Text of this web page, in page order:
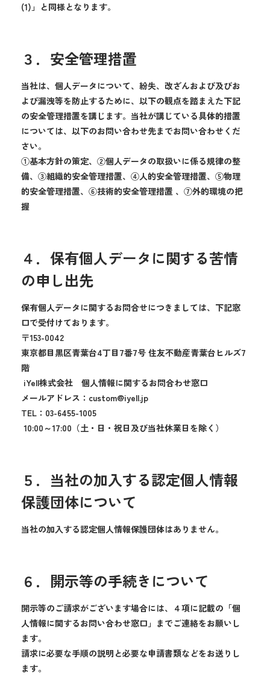
(1)」と同様となります。
３．安全管理措置
当社は、個人データについて、紛失、改ざんおよび及びお
よび漏洩等を防止するために、以下の観点を踏まえた下記
の安全管理措置を講じます。当社が講じている具体的措置
については、以下のお問い合わせ先までお問い合わせくだ
さい。
①基本方針の策定、②個人データの取扱いに係る規律の整
備、③組織的安全管理措置、④人的安全管理措置、⑤物理
的安全管理措置、⑥技術的安全管理措置 、⑦外的環境の把
握
４．保有個人データに関する苦情
の申し出先
保有個人データに関するお問合せにつきましては、下記窓
口で受付けております。
〒153-0042
東京都目黒区青葉台4丁目7番7号 住友不動産青葉台ヒルズ7
階
iYell株式会社 個人情報に関するお問合わせ窓口
メールアドレス：custom@iyell.jp
TEL：03-6455-1005
10:00～17:00（土・日・祝日及び当社休業日を除く）
５．当社の加入する認定個人情報
保護団体について
当社の加入する認定個人情報保護団体はありません。
６．開示等の手続きについて
開示等のご請求がございます場合には、４項に記載の「個
人情報に関するお問い合わせ窓口」までご連絡をお願いし
ます。
請求に必要な手順の説明と必要な申請書類などをお送りし
ます。